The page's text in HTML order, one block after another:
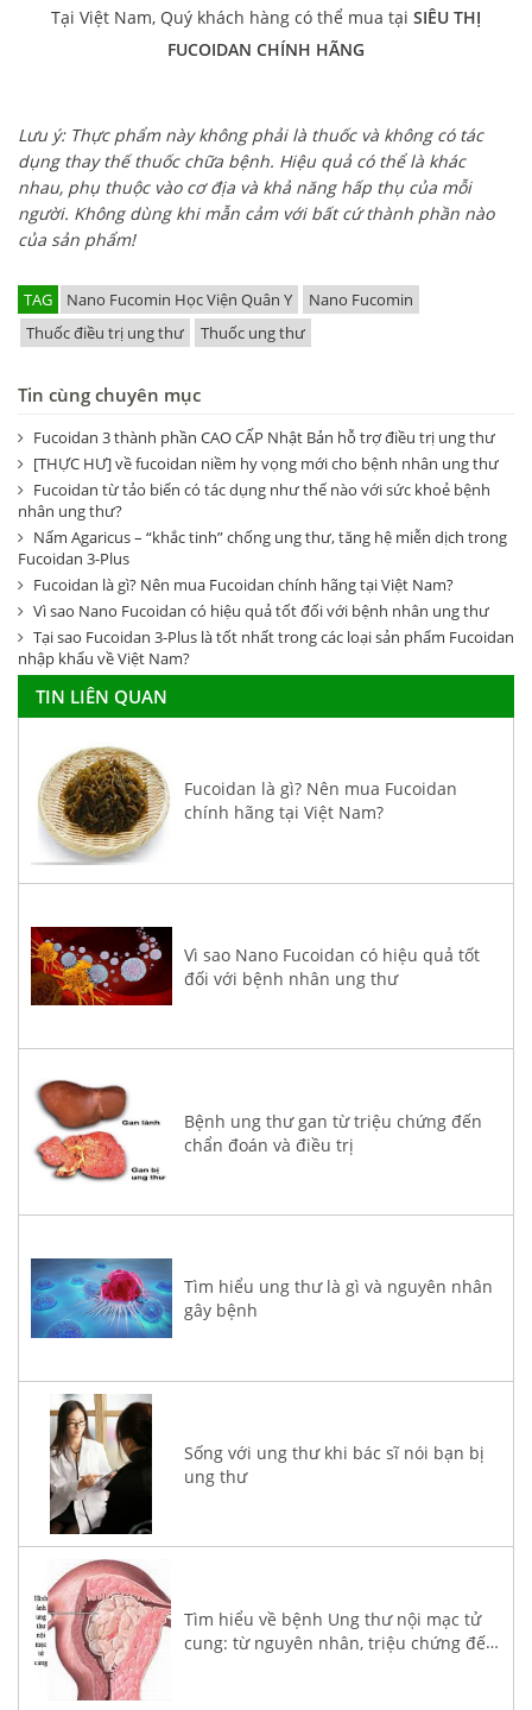
Tại Việt Nam, Quý khách hàng có thể mua tại SIÊU THỊ
FUCOIDAN CHÍNH HÃNG
Lưu ý: Thực phẩm này không phải là thuốc và không có tác
dụng thay thế thuốc chữa bệnh. Hiệu quả có thể là khác
nhau, phụ thuộc vào cơ địa và khả năng hấp thụ của mỗi
người. Không dùng khi mẫn cảm với bất cứ thành phần nào
của sản phẩm!
TAG Nano Fucomin Học Viện Quân Y
Nano Fucomin
Thuốc điều trị ung thư
Thuốc ung thư
Tin cùng chuyên mục
Fucoidan 3 thành phần CAO CẤP Nhật Bản hỗ trợ điều trị ung thư
[THỰC HƯ] về fucoidan niềm hy vọng mới cho bệnh nhân ung thư
Fucoidan từ tảo biển có tác dụng như thế nào với sức khoẻ bệnh
nhân ung thư?
Nấm Agaricus – “khắc tinh” chống ung thư, tăng hệ miễn dịch trong
Fucoidan 3-Plus
Fucoidan là gì? Nên mua Fucoidan chính hãng tại Việt Nam?
Vì sao Nano Fucoidan có hiệu quả tốt đối với bệnh nhân ung thư
Tại sao Fucoidan 3-Plus là tốt nhất trong các loại sản phẩm Fucoidan
nhập khẩu về Việt Nam?
TIN LIÊN QUAN
Fucoidan là gì? Nên mua Fucoidan
chính hãng tại Việt Nam?
Vì sao Nano Fucoidan có hiệu quả tốt
đối với bệnh nhân ung thư
Bệnh ung thư gan từ triệu chứng đến
chẩn đoán và điều trị
Tìm hiểu ung thư là gì và nguyên nhân
gây bệnh
Sống với ung thư khi bác sĩ nói bạn bị
ung thư
Tìm hiểu về bệnh Ung thư nội mạc tử
cung: từ nguyên nhân, triệu chứng đến